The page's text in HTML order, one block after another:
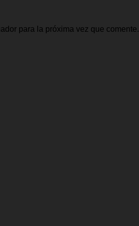
para la próxima vez que comente.